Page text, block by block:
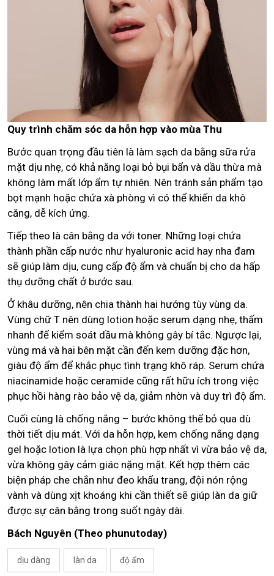
Quy trình chăm sóc da hỗn hợp vào mùa Thu
Bước quan trọng đầu tiên là làm sạch da bằng sữa rửa
mặt dịu nhẹ, có khả năng loại bỏ bụi bẩn và dầu thừa mà
không làm mất lớp ẩm tự nhiên. Nên tránh sản phẩm tạo
bọt mạnh hoặc chứa xà phòng vì có thể khiến da khô
căng, dễ kích ứng.
Tiếp theo là cân bằng da với toner. Những loại chứa
thành phần cấp nước như hyaluronic acid hay nha đam
sẽ giúp làm dịu, cung cấp độ ẩm và chuẩn bị cho da hấp
thụ dưỡng chất ở bước sau.
Ở khâu dưỡng, nên chia thành hai hướng tùy vùng da.
Vùng chữ T nên dùng lotion hoặc serum dạng nhẹ, thấm
nhanh để kiểm soát dầu mà không gây bí tắc. Ngược lại,
vùng má và hai bên mặt cần đến kem dưỡng đặc hơn,
giàu độ ẩm để khắc phục tình trạng khô ráp. Serum chứa
niacinamide hoặc ceramide cũng rất hữu ích trong việc
phục hồi hàng rào bảo vệ da, giảm nhờn và duy trì độ ẩm.
Cuối cùng là chống nắng – bước không thể bỏ qua dù
thời tiết dịu mát. Với da hỗn hợp, kem chống nắng dạng
gel hoặc lotion là lựa chọn phù hợp nhất vì vừa bảo vệ da,
vừa không gây cảm giác nặng mặt. Kết hợp thêm các
biện pháp che chắn như đeo khẩu trang, đội nón rộng
vành và dùng xịt khoáng khi cần thiết sẽ giúp làn da giữ
được sự cân bằng trong suốt ngày dài.
Bách Nguyên (Theo phunutoday)
dịu dàng làn da độ ẩm